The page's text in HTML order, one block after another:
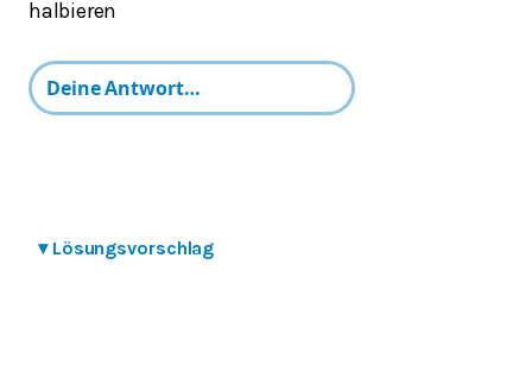
halbieren
▾ Lösungsvorschlag